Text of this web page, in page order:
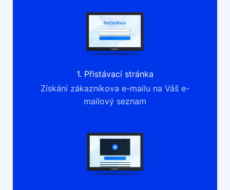
1. Přistávací stránka
Získání zákazníkova e-mailu na Váš e-
mailový seznam